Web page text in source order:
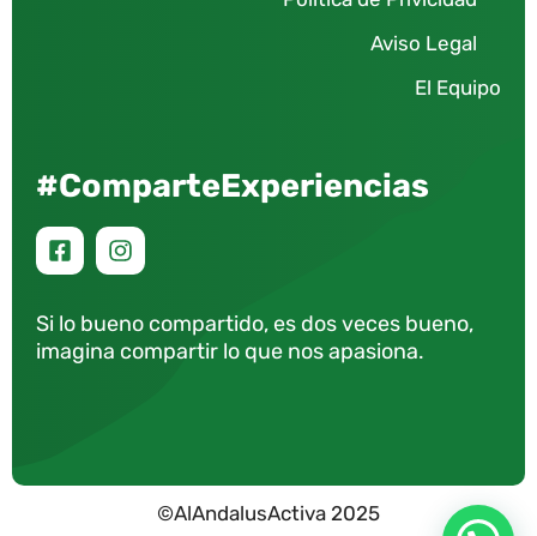
Aviso Legal
El Equipo
#ComparteExperiencias
Si lo bueno compartido, es dos veces bueno,
imagina compartir lo que nos apasiona.
©AlAndalusActiva 2025